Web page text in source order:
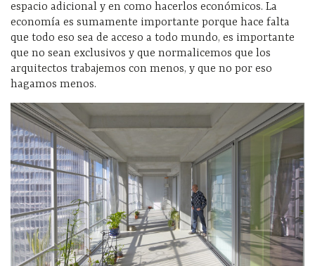
espacio adicional y en como hacerlos económicos. La
economía es sumamente importante porque hace falta
que todo eso sea de acceso a todo mundo, es importante
que no sean exclusivos y que normalicemos que los
arquitectos trabajemos con menos, y que no por eso
hagamos menos.